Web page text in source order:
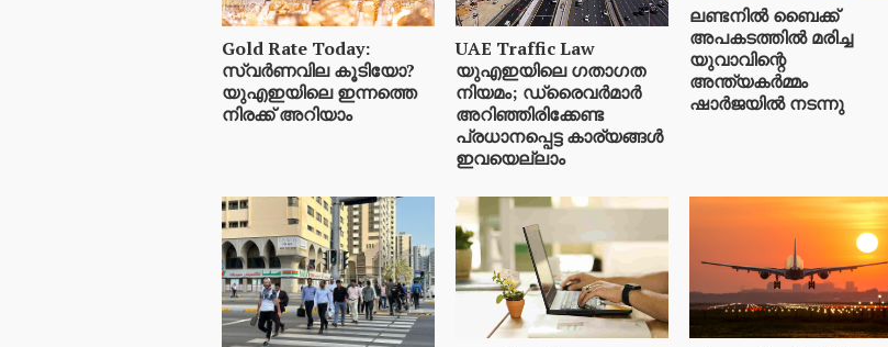
Gold Rate Today:
സ്വര്‍ണവില കൂടിയോ?
യുഎഇയിലെ ഇന്നത്തെ
നിരക്ക് അറിയാം
UAE Traffic Law
യുഎഇയിലെ ഗതാഗത
നിയമം; ഡ്രൈവർമാർ
അറിഞ്ഞിരിക്കേണ്ട
പ്രധാനപ്പെട്ട കാര്യങ്ങൾ
ഇവയെല്ലാം
ലണ്ടനിൽ ബെെക്ക്
അപകടത്തിൽ മരിച്ച
യുവാവിന്റെ
അന്ത്യകർമ്മം
ഷാർജയിൽ നടന്നു